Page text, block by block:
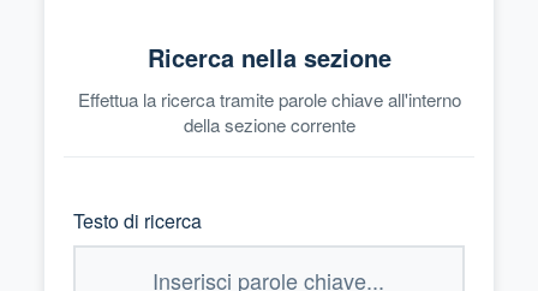
Ricerca nella sezione
Effettua la ricerca tramite parole chiave all'interno
della sezione corrente
Testo di ricerca